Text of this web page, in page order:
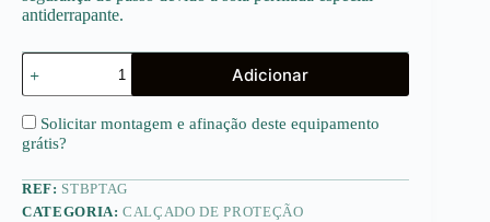
antiderrapante.
Quantidade
de
Botas
de
Proteção
TREKKING
GTX
Adicionar
Solicitar montagem e afinação deste equipamento
grátis?
REF: STBPTAG
CATEGORIA:CALÇADO DE PROTEÇÃO